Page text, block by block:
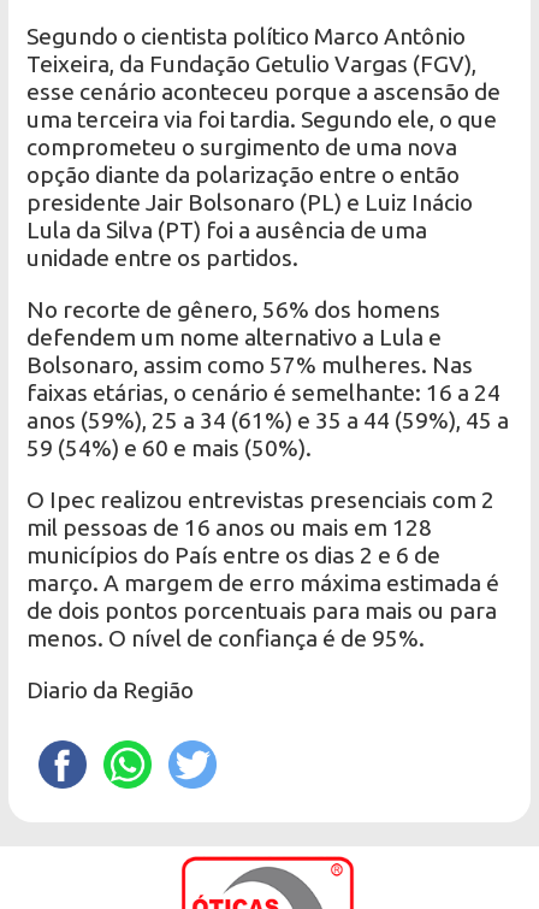
Segundo o cientista político Marco Antônio
Teixeira, da Fundação Getulio Vargas (FGV),
esse cenário aconteceu porque a ascensão de
uma terceira via foi tardia. Segundo ele, o que
comprometeu o surgimento de uma nova
opção diante da polarização entre o então
presidente Jair Bolsonaro (PL) e Luiz Inácio
Lula da Silva (PT) foi a ausência de uma
unidade entre os partidos.
No recorte de gênero, 56% dos homens
defendem um nome alternativo a Lula e
Bolsonaro, assim como 57% mulheres. Nas
faixas etárias, o cenário é semelhante: 16 a 24
anos (59%), 25 a 34 (61%) e 35 a 44 (59%), 45 a
59 (54%) e 60 e mais (50%).
O Ipec realizou entrevistas presenciais com 2
mil pessoas de 16 anos ou mais em 128
municípios do País entre os dias 2 e 6 de
março. A margem de erro máxima estimada é
de dois pontos porcentuais para mais ou para
menos. O nível de confiança é de 95%.
Diario da Região